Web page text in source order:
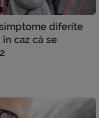
diferite
caz că se